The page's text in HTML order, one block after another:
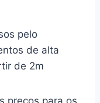
pelo
de alta
de 2m
preços para os